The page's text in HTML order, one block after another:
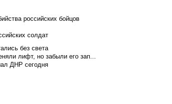
российских бойцов
солдат
без света
лифт, но забыли его зап...
ДНР сегодня